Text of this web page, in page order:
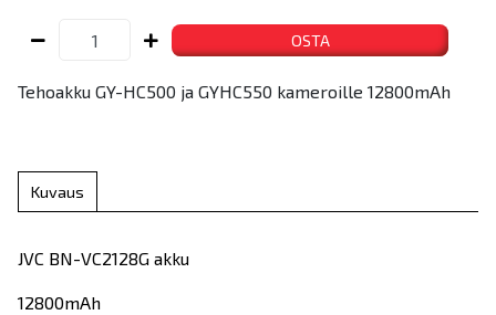
OSTA
Tehoakku GY-HC500 ja GYHC550 kameroille 12800mAh
Kuvaus
JVC BN-VC2128G akku
12800mAh